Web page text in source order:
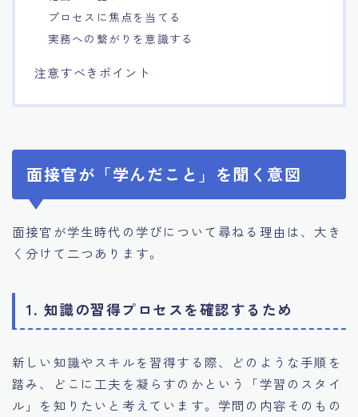
プロセスに焦点を当てる
実務への繋がりを意識する
注意すべきポイント
面接官が「学んだこと」を聞く意図
面接官が学生時代の学びについて尋ねる理由は、大き
く分けて二つあります。
1. 知識の習得プロセスを確認するため
新しい知識やスキルを習得する際、どのような手順を
踏み、どこに工夫を凝らすのかという「学習のスタイ
ル」を知りたいと考えています。学問の内容そのもの